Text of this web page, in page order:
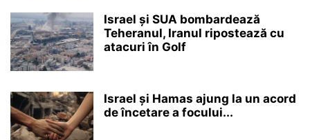
Israel și SUA bombardează
Teheranul, Iranul ripostează cu
atacuri în Golf
Israel și Hamas ajung la un acord
de încetare a focului...